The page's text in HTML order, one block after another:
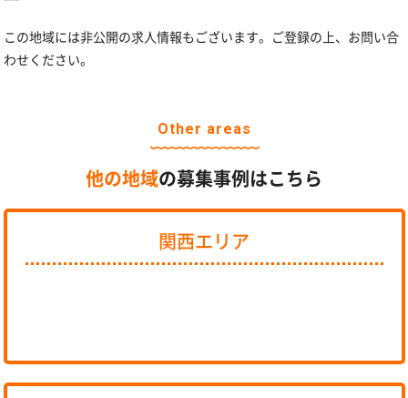
この地域には非公開の求人情報もございます。ご登録の上、お問い合
わせください。
Other areas
他の地域の募集事例はこちら
関西エリア